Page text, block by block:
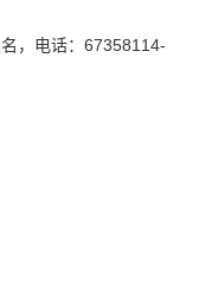
，电话：67358114-